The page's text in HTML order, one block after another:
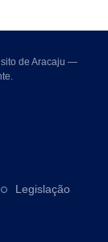
de Aracaju —
Legislação